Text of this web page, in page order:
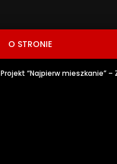
O STRONIE
Projekt “Najpierw mieszkanie”